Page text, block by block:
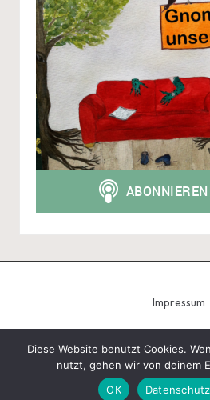
Impressum
Copyright 2026 — Tobias
reserved. Bloglo
Diese Website benutzt Cookies.
nutzt, gehen wir von deinem
OK